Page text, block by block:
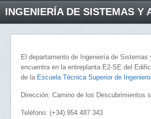
INGENIERÍA DE SISTEMAS Y
El departamento de Ingeniería de Sistemas
encuentra en la entreplanta E2-SE del
de la Escuela Técnica Superior de
Dirección: Camino de los Descubrimientos
Teléfono: (+34) 954 487 343